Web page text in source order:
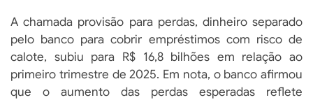
A chamada provisão para perdas, dinheiro separado
pelo banco para cobrir empréstimos com risco de
calote, subiu para R$ 16,8 bilhões em relação ao
primeiro trimestre de 2025. Em nota, o banco afirmou
que o aumento das perdas esperadas reflete